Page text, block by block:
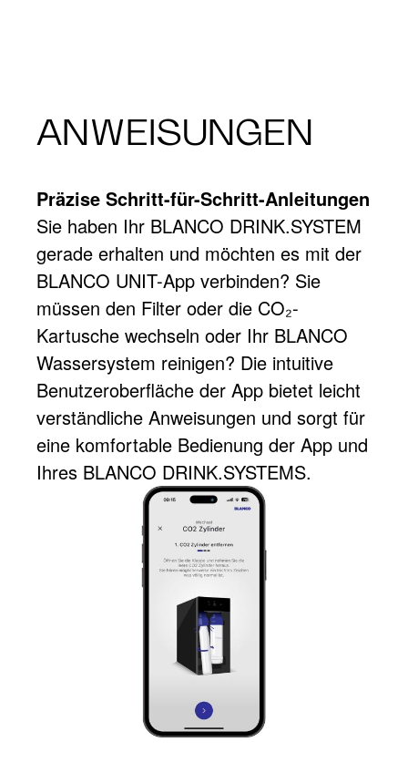
ANWEISUNGEN
Präzise Schritt-für-Schritt-Anleitungen
Sie haben Ihr BLANCO DRINK.SYSTEM
gerade erhalten und möchten es mit der
BLANCO UNIT-App verbinden? Sie
müssen den Filter oder die CO₂-
Kartusche wechseln oder Ihr BLANCO
Wassersystem reinigen? Die intuitive
Benutzeroberfläche der App bietet leicht
verständliche Anweisungen und sorgt für
eine komfortable Bedienung der App und
Ihres BLANCO DRINK.SYSTEMS.